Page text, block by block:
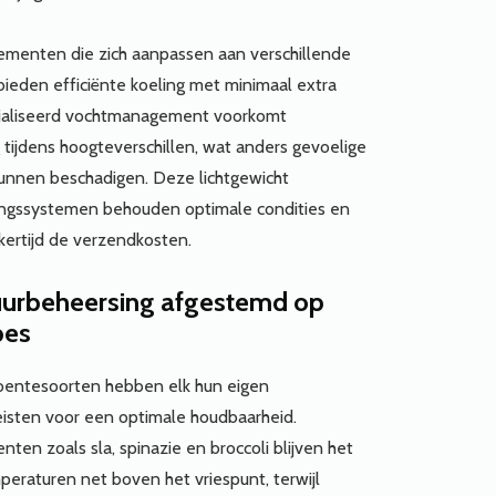
die zich aanpassen aan verschillende
efficiënte koeling met minimaal extra
vochtmanagement voorkomt
hoogteverschillen, wat anders gevoelige
beschadigen. Deze lichtgewicht
behouden optimale condities en
de verzendkosten.
afgestemd op
hebben elk hun eigen
voor een optimale houdbaarheid.
zoals sla, spinazie en broccoli blijven het
net boven het vriespunt, terwijl